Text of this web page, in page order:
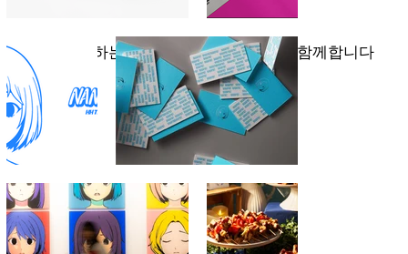
당신이 원하는 모든 순간, 나나파인트가 함께합니다
:)